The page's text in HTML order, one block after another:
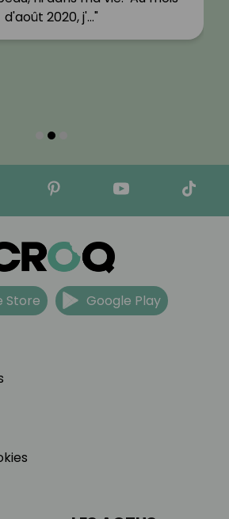
d'août 2020, j'…"
Store Google Play